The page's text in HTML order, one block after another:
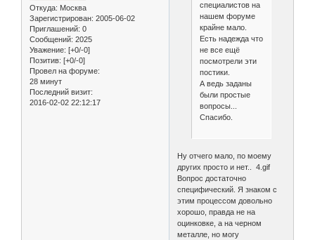
Откуда: Москва
Зарегистрирован: 2005-06-02
Приглашений: 0
Сообщений: 2025
Уважение: [+0/-0]
Позитив: [+0/-0]
Провел на форуме:
28 минут
Последний визит:
2016-02-02 22:12:17
специалистов на
нашем форуме
крайне мало.
Есть надежда что
не все ещё
посмотрели эти
постики.
А ведь заданы
были простые
вопросы...
Спасибо.
Ну отчего мало, по моему
других просто и нет.. 4.gif
Вопрос достаточно
специфический. Я знаком с
этим процессом довольно
хорошо, правда не на
оцинковке, а на черном
металле, но могу